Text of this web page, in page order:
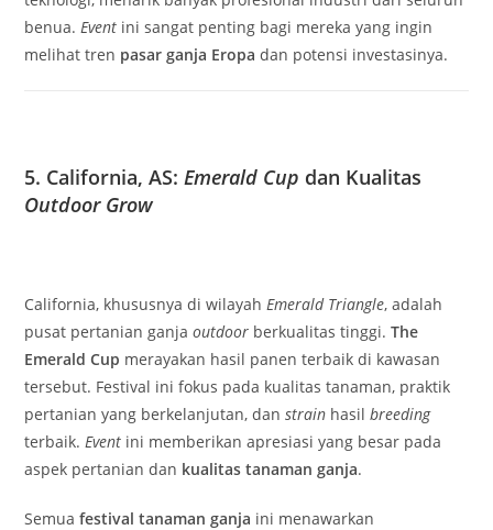
benua.Event ini sangat penting bagi mereka yang ingin
melihat tren pasar ganja Eropa dan potensi investasinya.
5. California, AS:Emerald Cup dan Kualitas
Outdoor Grow
California, khususnya di wilayahEmerald Triangle, adalah
pusat pertanian ganjaoutdoor berkualitas tinggi.The
Emerald Cup merayakan hasil panen terbaik di kawasan
tersebut. Festival ini fokus pada kualitas tanaman, praktik
pertanian yang berkelanjutan, danstrain hasilbreeding
terbaik.Event ini memberikan apresiasi yang besar pada
aspek pertanian dan kualitas tanaman ganja.
Semuafestival tanaman ganja ini menawarkan